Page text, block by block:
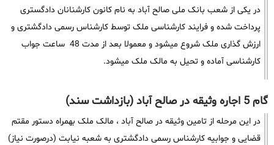
در یکی از شعب بانک ملی صالح آباد به نام کانون کارشنانان دادگستری
پرداخت شده و فرایند کارشناسی ملک توسط کارشناس رسمی دادگشتری و
ارزش گذاری ملک شروع میشود و معمولا بعد از مدت 48 ساعت جواب
کارشناسی آماده و تحیل به مالک ملک میشود.
گام 5 اجاره وثیقه در صالح آباد (بازداشت سند)
در این مرحله از تامین وثیقه در صالح آباد ، مالک ملک بهمراه دستور مقتم
قضایی و جوابیه کارشناس رسمی دادگشتری به شعبه نیابت (درصورت نیاز)